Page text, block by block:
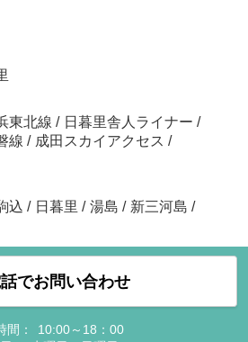
東北線 / 日暮里舎人ライナー /
線 / 成田スカイアクセス /
込 / 日暮里 / 湯島 / 新三河島 /
でお問い合わせ
間：
10:00～18：00